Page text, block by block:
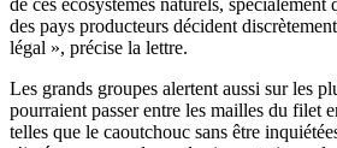
des pays producteurs décident
légal », précise la lettre.
Les grands groupes alertent aussi sur les
pourraient passer entre les mailles du filet
telles que le caoutchouc sans être